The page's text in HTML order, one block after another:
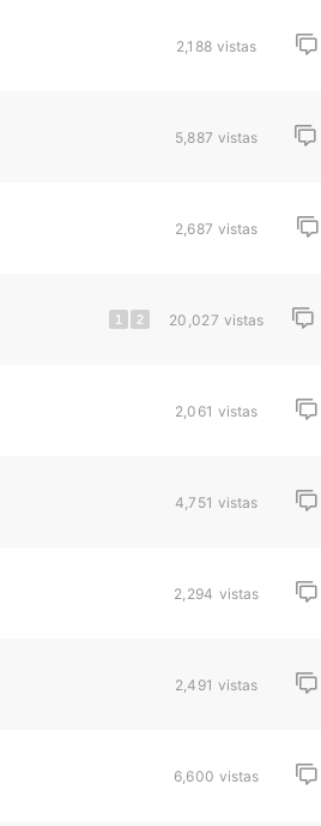
2,188 vistas
5,887 vistas
2,687 vistas
1 2 20,027 vistas
2,061 vistas
4,751 vistas
2,294 vistas
2,491 vistas
6,600 vistas